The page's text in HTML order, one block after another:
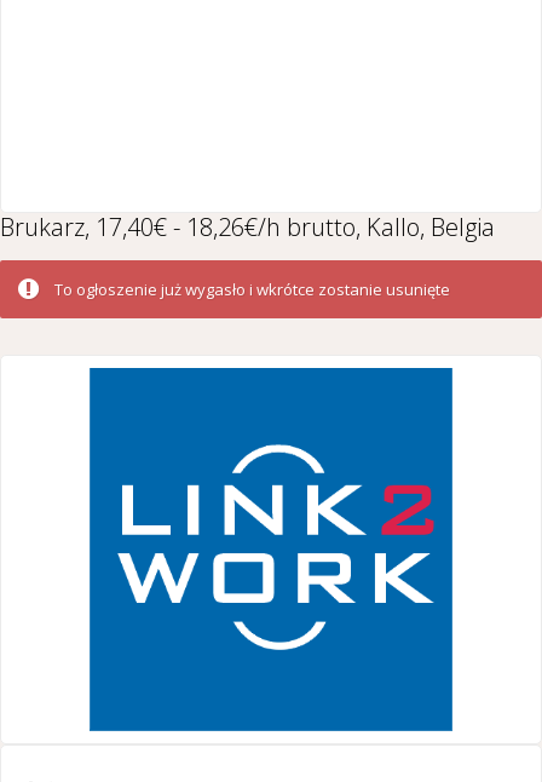
Brukarz, 17,40€ - 18,26€/h brutto, Kallo, Belgia
To ogłoszenie już wygasło i wkrótce zostanie usunięte